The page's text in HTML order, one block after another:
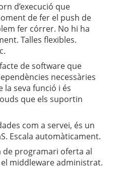
d’execució que
de fer el push de
fer córrer. No hi ha
Talles flexibles.
de software que
necessàries
la seva funció i és
que els suportin
com a servei, és un
Escala automàticament.
de programari oferta al
middleware administrat.